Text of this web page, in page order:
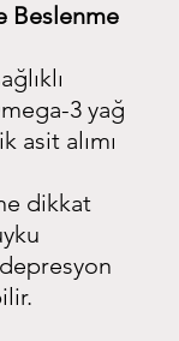
Beslenme
3 yağ
asit alımı
dikkat